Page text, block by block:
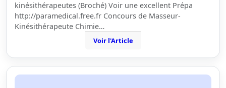
kinésithérapeutes (Broché) Voir une excellent Prépa
http://paramedical.free.fr Concours de Masseur-
Kinésithérapeute Chimie…
Voir l'Article